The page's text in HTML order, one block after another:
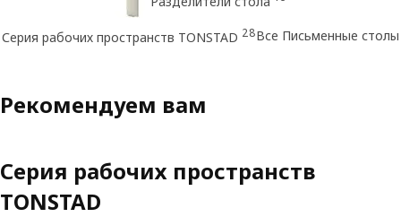
Серия рабочих пространств TONSTAD 28Все Письменные столы
Рекомендуем вам
Серия рабочих пространств
TONSTAD